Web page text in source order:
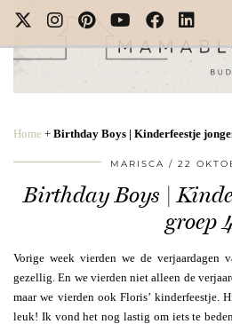
Home + Birthday Boys | Kinderfeestje
MARISCA 22
Birthday Boys |
groep
Vorige week vierden we de verjaardagen
gezellig. En we vierden niet alleen de
maar we vierden ook Floris’ kinderfeestje.
leuk! Ik vond het nog lastig om iets te